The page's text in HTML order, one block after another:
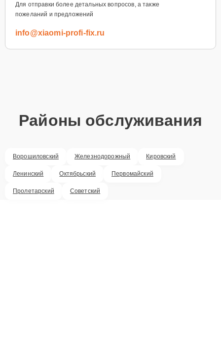
Для отправки более детальных вопросов, а также
пожеланий и предложений
info@xiaomi-profi-fix.ru
Районы обслуживания
Ворошиловский Железнодорожный Кировский
Ленинский Октябрьский Первомайский
Пролетарский Советский